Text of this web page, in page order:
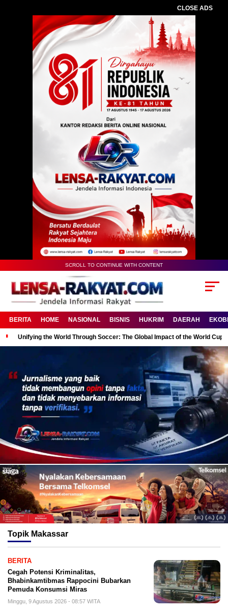
CLOSE ADS
SCROLL TO CONTINUE WITH CONTENT
BERITA HOME NASIONAL BISNIS HUKRIM DAERAH
Unifying the World Through Soccer: The Global Impact of the World Cup
Topik Makassar
BERITA
Cegah Potensi Kriminalitas,
Bhabinkamtibmas Rappocini Bubarkan
Pemuda Konsumsi Miras
Minggu, 9 Agustus 2026 - 08:57 WITA